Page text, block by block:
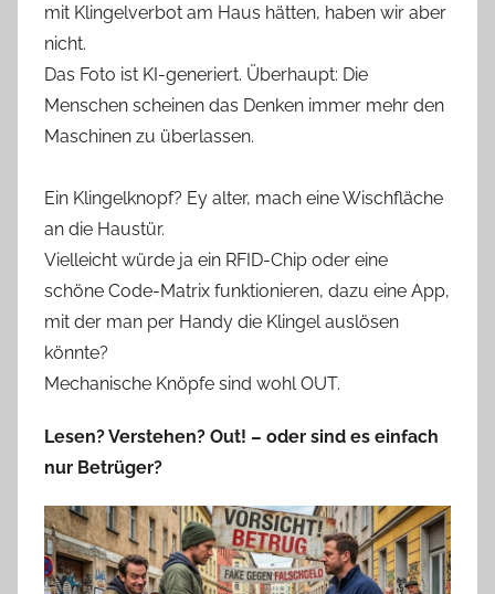
mit Klingelverbot am Haus hätten, haben wir aber
nicht.
Das Foto ist KI-generiert. Überhaupt: Die
Menschen scheinen das Denken immer mehr den
Maschinen zu überlassen.
Ein Klingelknopf? Ey alter, mach eine Wischfläche
an die Haustür.
Vielleicht würde ja ein RFID-Chip oder eine
schöne Code-Matrix funktionieren, dazu eine App,
mit der man per Handy die Klingel auslösen
könnte?
Mechanische Knöpfe sind wohl OUT.
Lesen? Verstehen? Out! – oder sind es einfach
nur Betrüger?